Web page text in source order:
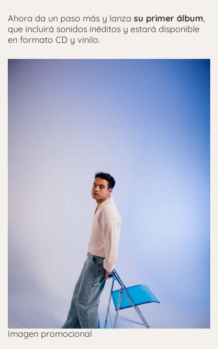
Ahora da un paso más y lanza su primer álbum,
que incluirá sonidos inéditos y estará disponible
en formato CD y vinilo.
Imagen promocional